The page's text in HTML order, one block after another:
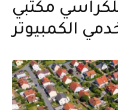
مكتبي
الكمبيوتر